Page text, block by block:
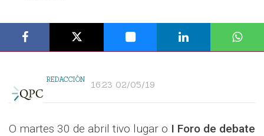
REDACCIÓN 16:23 02/05/19
O martes 30 de abril tivo lugar o I Foro de debate